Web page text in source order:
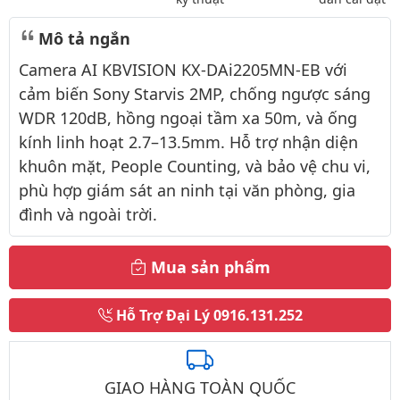
Mô tả ngắn
Camera AI KBVISION KX-DAi2205MN-EB với
cảm biến Sony Starvis 2MP, chống ngược sáng
WDR 120dB, hồng ngoại tầm xa 50m, và ống
kính linh hoạt 2.7–13.5mm. Hỗ trợ nhận diện
khuôn mặt, People Counting, và bảo vệ chu vi,
phù hợp giám sát an ninh tại văn phòng, gia
đình và ngoài trời.
Mua sản phẩm
Hỗ Trợ Đại Lý0916.131.252
GIAO HÀNG TOÀN QUỐC